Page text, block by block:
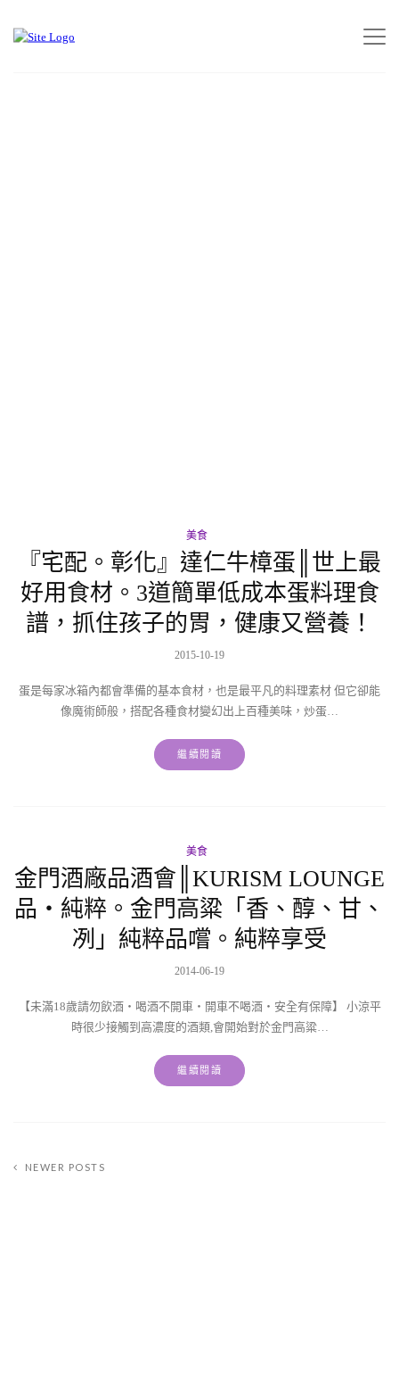
美食
『宅配。彰化』達仁牛樟蛋║世上最
好用食材。3道簡單低成本蛋料理食
譜，抓住孩子的胃，健康又營養！
2015-10-19
蛋是每家冰箱內都會準備的基本食材，也是最平凡的料理素材 但它卻能
像魔術師般，搭配各種食材變幻出上百種美味，炒蛋…
繼續閱讀
美食
金門酒廠品酒會║KURISM LOUNGE
品‧純粹。金門高粱「香、醇、甘、
冽」純粹品嚐。純粹享受
2014-06-19
【未滿18歲請勿飲酒‧喝酒不開車‧開車不喝酒‧安全有保障】 小涼平
時很少接觸到高濃度的酒類,會開始對於金門高粱…
繼續閱讀
NEWER POSTS